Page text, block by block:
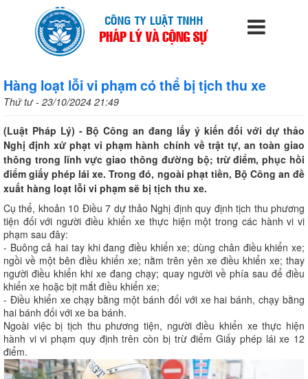
Hàng loạt lỗi vi phạm có thể bị tịch thu xe
Thứ tư - 23/10/2024 21:49
(Luật Pháp Lý) - Bộ Công an đang lấy ý kiến đối với dự thảo
Nghị định xử phạt vi phạm hành chính về trật tự, an toàn giao
thông trong lĩnh vực giao thông đường bộ; trừ điểm, phục hồi
điểm giấy phép lái xe. Trong đó, ngoài phạt tiền, Bộ Công an đề
xuất hàng loạt lỗi vi phạm sẽ bị tịch thu xe.
Cụ thể, khoản 10 Điều 7 dự thảo Nghị định quy định tịch thu phương
tiện đối với người điều khiển xe thực hiện một trong các hành vi vi
phạm sau đây:
- Buông cả hai tay khi đang điều khiển xe; dùng chân điều khiển xe;
ngồi về một bên điều khiển xe; nằm trên yên xe điều khiển xe; thay
người điều khiển khi xe đang chạy; quay người về phía sau để điều
khiển xe hoặc bịt mắt điều khiển xe;
- Điều khiển xe chạy bằng một bánh đối với xe hai bánh, chạy bằng
hai bánh đối với xe ba bánh.
Ngoài việc bị tịch thu phương tiện, người điều khiển xe thực hiện
hành vi vi phạm quy định trên còn bị trừ điểm Giấy phép lái xe 12
điểm.